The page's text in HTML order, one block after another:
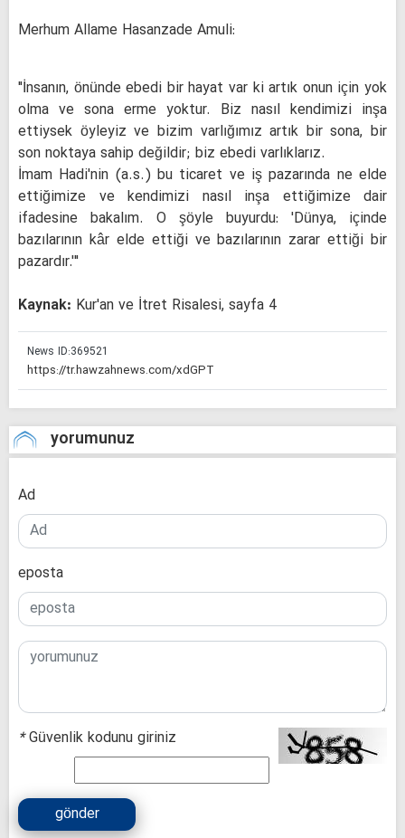
Merhum Allame Hasanzade Amuli:
"İnsanın, önünde ebedi bir hayat var ki artık onun için yok
olma ve sona erme yoktur. Biz nasıl kendimizi inşa
ettiysek öyleyiz ve bizim varlığımız artık bir sona, bir
son noktaya sahip değildir; biz ebedi varlıklarız.
İmam Hadi'nin (a.s.) bu ticaret ve iş pazarında ne elde
ettiğimize ve kendimizi nasıl inşa ettiğimize dair
ifadesine bakalım. O şöyle buyurdu: 'Dünya, içinde
bazılarının kâr elde ettiği ve bazılarının zarar ettiği bir
pazardır.'"
Kaynak: Kur'an ve İtret Risalesi, sayfa 4
News ID:369521
yorumunuz
Ad
eposta
*Güvenlik kodunu giriniz
gönder